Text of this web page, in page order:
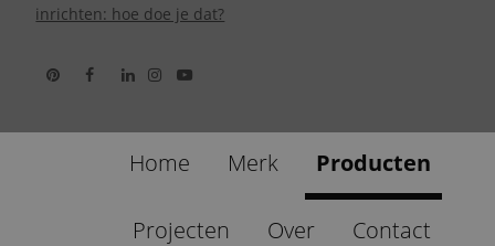
inrichten: hoe doe je dat?
Home Merk Producten
Projecten Over Contact